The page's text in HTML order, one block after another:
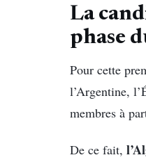
La
phase
Pour cette
l’Argentine,
membres à
De ce fait,